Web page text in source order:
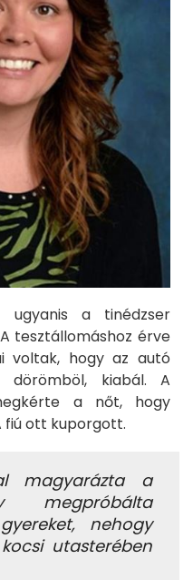
ugyanis a tinédzser
tesztállomáshoz érve
voltak, hogy az autó
dörömböl, kiabál. A
a nőt, hogy
fiú ott kuporgott.
magyarázta a
megpróbálta
nehogy
utasterében